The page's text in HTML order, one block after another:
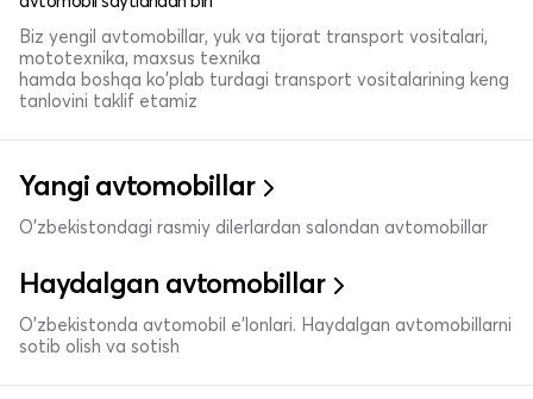
Biz yengil avtomobillar, yuk va tijorat transport vositalari,
mototexnika, maxsus texnika
hamda boshqa ko'plab turdagi transport vositalarining keng
tanlovini taklif etamiz
Yangi avtomobillar
O'zbekistondagi rasmiy dilerlardan salondan avtomobillar
Haydalgan avtomobillar
O'zbekistonda avtomobil e’lonlari. Haydalgan avtomobillarni
sotib olish va sotish